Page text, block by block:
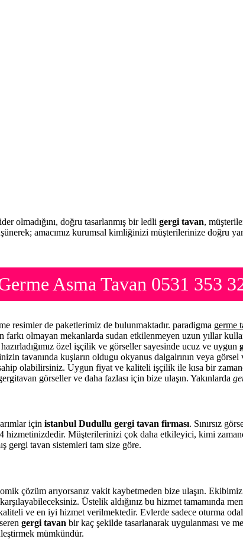
olmadığını, doğru tasarlanmış bir ledli gergi tavan,
amacımız kurumsal kimliğinizi müşterilerinize doğru
Asma Tavan 0531 353
resimler de paketlerimiz de bulunmaktadır. paradigma germe
farkı olmayan mekanlarda sudan etkilenmeyen uzun yıllar
özel işçilik ve görseller sayesinde ucuz ve uygun
tavanında kuşların oldugu okyanus dalgalrının veya
olabilirsiniz. Uygun fiyat ve kaliteli işçilik ile kısa bir
görseller ve daha fazlası için bize ulaşın. Yakınlarda
için istanbul Dudullu gergi tavan firması. Sınırsız
hizmetinizdedir. Müşterilerinizi çok daha etkileyici, kimi
gergi tavan sistemleri tam size göre.
çözüm arıyorsanız vakit kaybetmeden bize ulaşın.
Üstelik aldığınız bu hizmet tamamında
ve en iyi hizmet verilmektedir. Evlerde sadece oturma
gergi tavan bir kaç şekilde tasarlanarak uygulanması ve
mümkündür.